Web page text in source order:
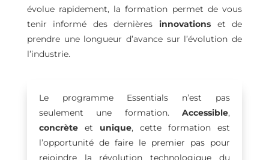
évolue rapidement, la formation permet de vous
tenir informé des dernièresinnovations et de
prendre une longueur d’avance sur l’évolution de
l’industrie.
Le programme Essentials n’est pas
seulement une formation.Accessible,
concrèteet unique, cette formation est
l’opportunité de faire le premier pas pour
rejoindre la révolution technologique du